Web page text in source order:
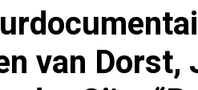
van Dorst,